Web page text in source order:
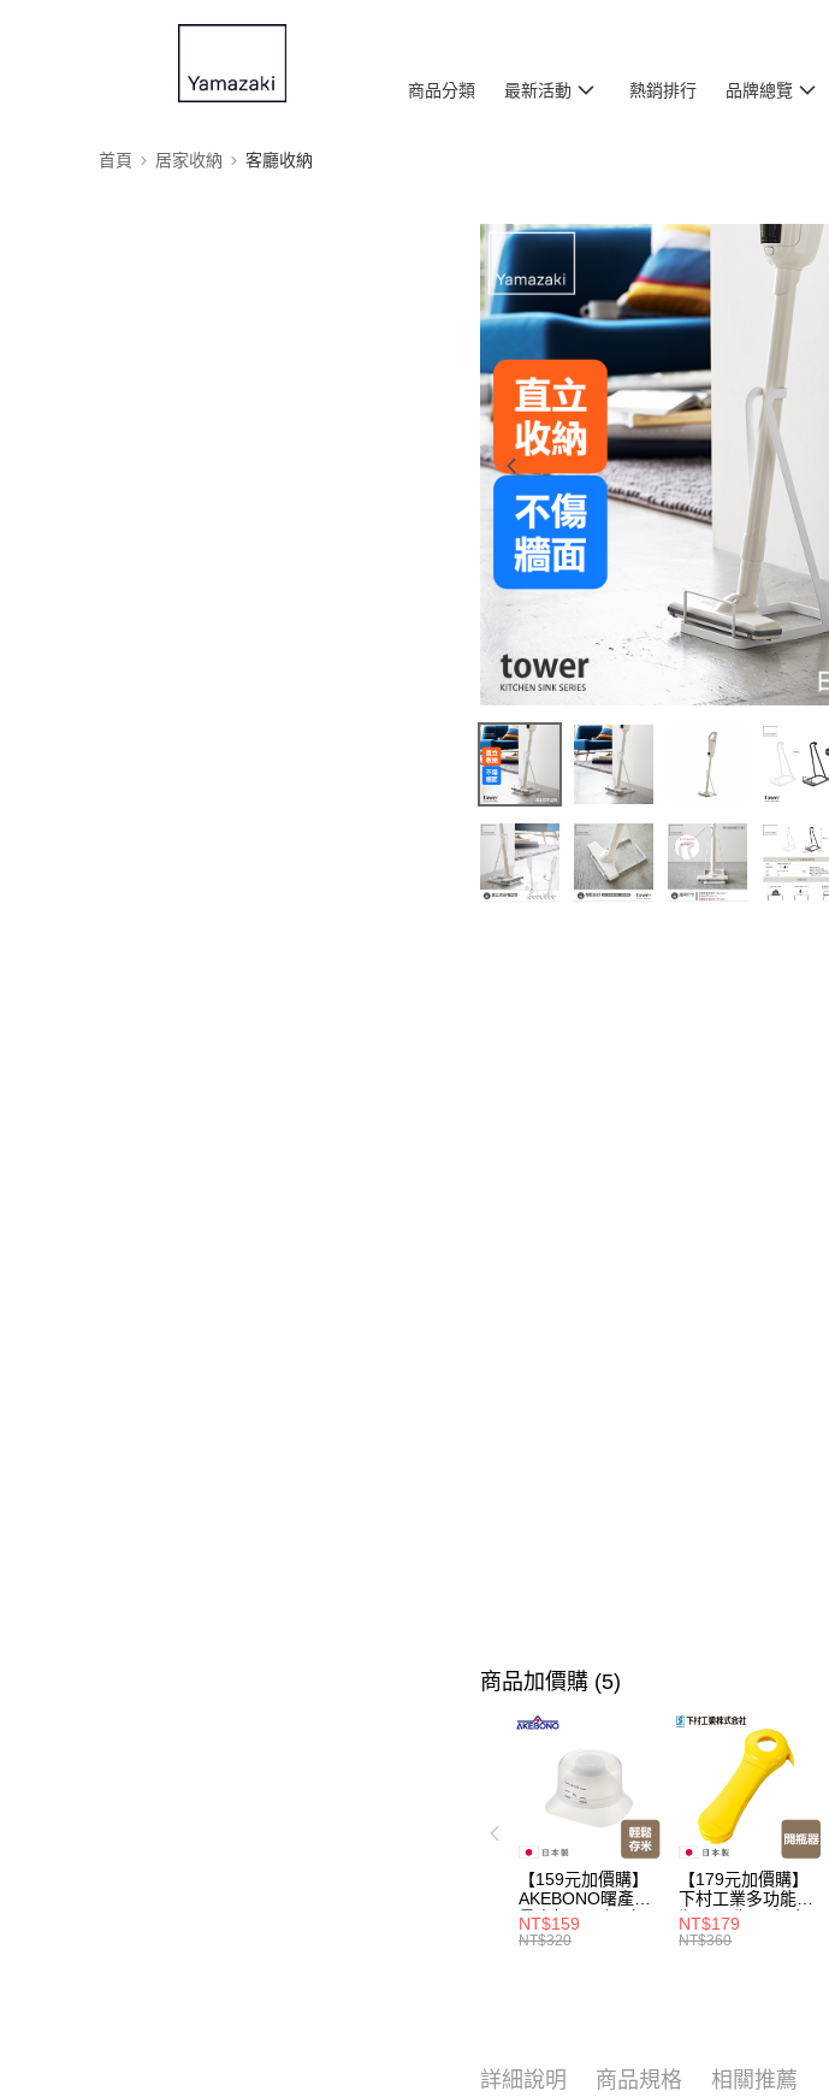
商品分類 最新活動 熱銷排行 品牌總覽
首頁 居家收納 客廳收納
商品加價購 (5)
【159元加價購】
AKEBONO曙產業
量米杯漏斗組(白)/
量米杯/米桶/量米
NT$159
NT$320
【179元加價購】
下村工業多功能開
瓶器/開瓶器/餐廚
用品/料理道具/任
NT$179
NT$360
詳細說明 商品規格 相關推薦